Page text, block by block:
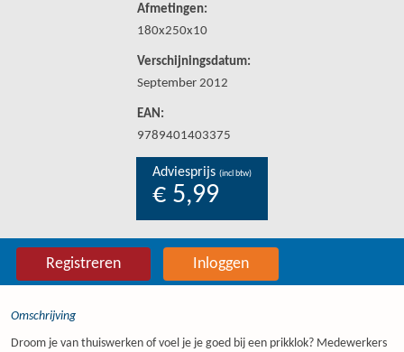
Afmetingen:
180x250x10
Verschijningsdatum:
September 2012
EAN:
9789401403375
Adviesprijs (incl btw)
€ 5,99
Registreren Inloggen
Omschrijving
Droom je van thuiswerken of voel je je goed bij een prikklok? Medewerkers